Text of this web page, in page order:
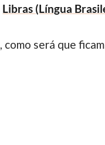
Libras (Língua
será que